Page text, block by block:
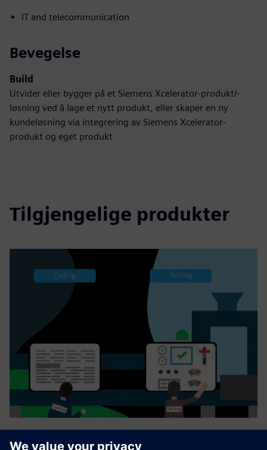
IT and telecommunication
Bevegelse
Build
Utvider eller bygger på et Siemens Xcelerator-produkt/-
løsning ved å lage et nytt produkt, eller skaper en ny
kundeløsning via integrering av Siemens Xcelerator-
produkt og eget produkt
Tilgjengelige produkter
Menditect Test Automation